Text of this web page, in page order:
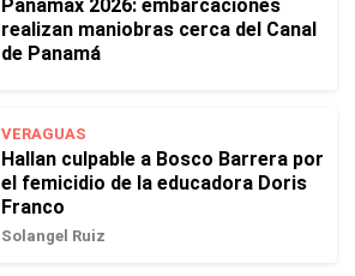
Panamax 2026: embarcaciones
realizan maniobras cerca del Canal
de Panamá
VERAGUAS
Hallan culpable a Bosco Barrera por
el femicidio de la educadora Doris
Franco
Solangel Ruiz